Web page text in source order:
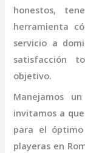
honestos,
herramienta
servicio a
satisfacción
objetivo.
Manejamos
invitamos a
para el
playeras en